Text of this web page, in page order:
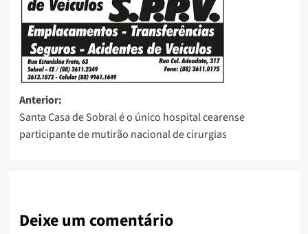
Anterior:
Santa Casa de Sobral é o único hospital cearense
participante de mutirão nacional de cirurgias
Deixe um comentário